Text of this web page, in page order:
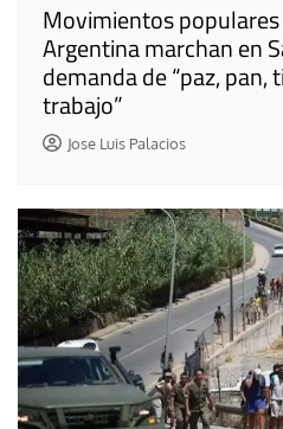
Movimientos
Argentina marchan en
demanda de “paz, pan,
trabajo”
Jose Luis Palacios